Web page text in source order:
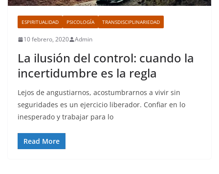
ESPIRITUALIDAD PSICOLOGÍA TRANSDISCIPLINARIEDAD
10 febrero, 2020 Admin
La ilusión del control: cuando la
incertidumbre es la regla
Lejos de angustiarnos, acostumbrarnos a vivir sin
seguridades es un ejercicio liberador. Confiar en lo
inesperado y trabajar para lo
Read More